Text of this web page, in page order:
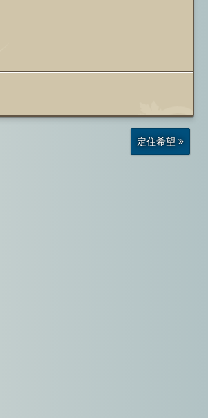
前
の
投
定住希望